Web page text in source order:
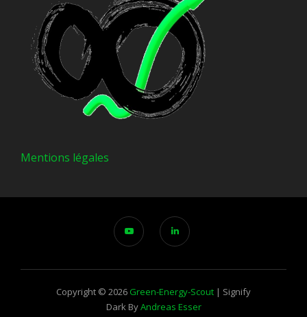
Mentions légales
Copyright © 2026 Green-Energy-Scout | Signify
Dark ByAndreas Esser